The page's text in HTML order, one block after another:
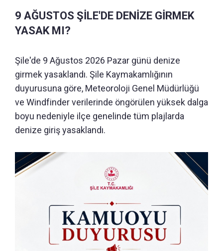
9 AĞUSTOS ŞİLE'DE DENİZE GİRMEK
YASAK MI?
Şile'de 9 Ağustos 2026 Pazar günü denize
girmek yasaklandı. Şile Kaymakamlığının
duyurusuna göre, Meteoroloji Genel Müdürlüğü
ve Windfinder verilerinde öngörülen yüksek dalga
boyu nedeniyle ilçe genelinde tüm plajlarda
denize giriş yasaklandı.